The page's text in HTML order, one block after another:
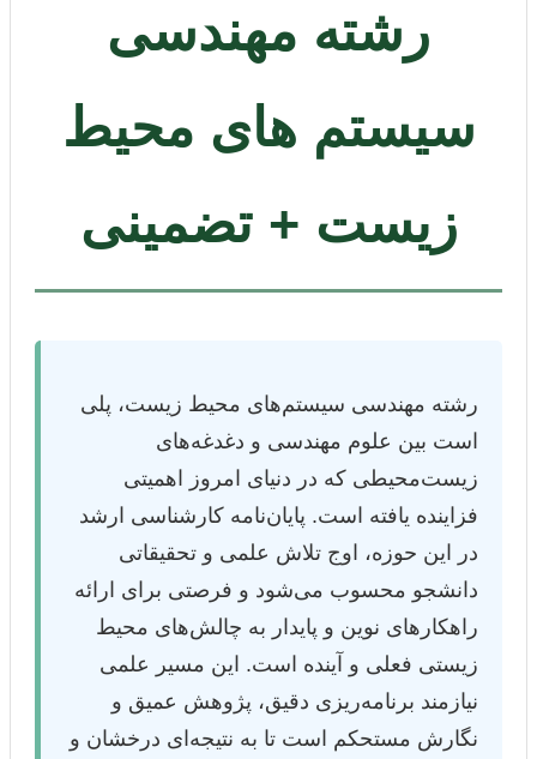
رشته مهندسی
سیستم های محیط
زیست + تضمینی
رشته مهندسی سیستم‌های محیط زیست، پلی
است بین علوم مهندسی و دغدغه‌های
زیست‌محیطی که در دنیای امروز اهمیتی
فزاینده یافته است. پایان‌نامه کارشناسی ارشد
در این حوزه، اوج تلاش علمی و تحقیقاتی
دانشجو محسوب می‌شود و فرصتی برای ارائه
راهکارهای نوین و پایدار به چالش‌های محیط
زیستی فعلی و آینده است. این مسیر علمی
نیازمند برنامه‌ریزی دقیق، پژوهش عمیق و
نگارش مستحکم است تا به نتیجه‌ای درخشان و